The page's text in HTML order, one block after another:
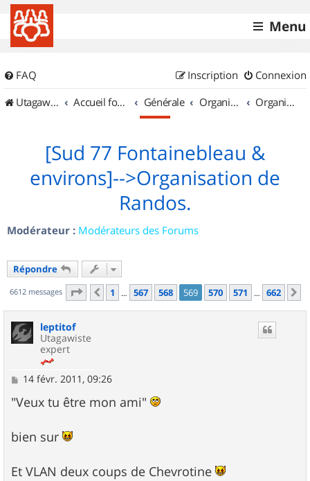
Menu
FAQ Connexion
Inscription
UtagawaVTT (Randos VTT et VTTAE avec traces GPS)
Accueil forum Générale Organisation de sorties & Recherche de partenaires Organisation de sorties en région Île de France
[Sud 77 Fontainebleau &
environs]-->Organisation de
Randos.
Modérateur : Modérateurs des Forums
Répondre
6612 messages Page 569 sur662
Précédent
1 … 567 568 569 570 571 … 662
leptitof
Utagawiste
expert
M
s
s
g
e
14 févr. 2011, 09:26
"Veux tu être mon ami"
bien sur
Et VLAN deux coups de Chevrotine